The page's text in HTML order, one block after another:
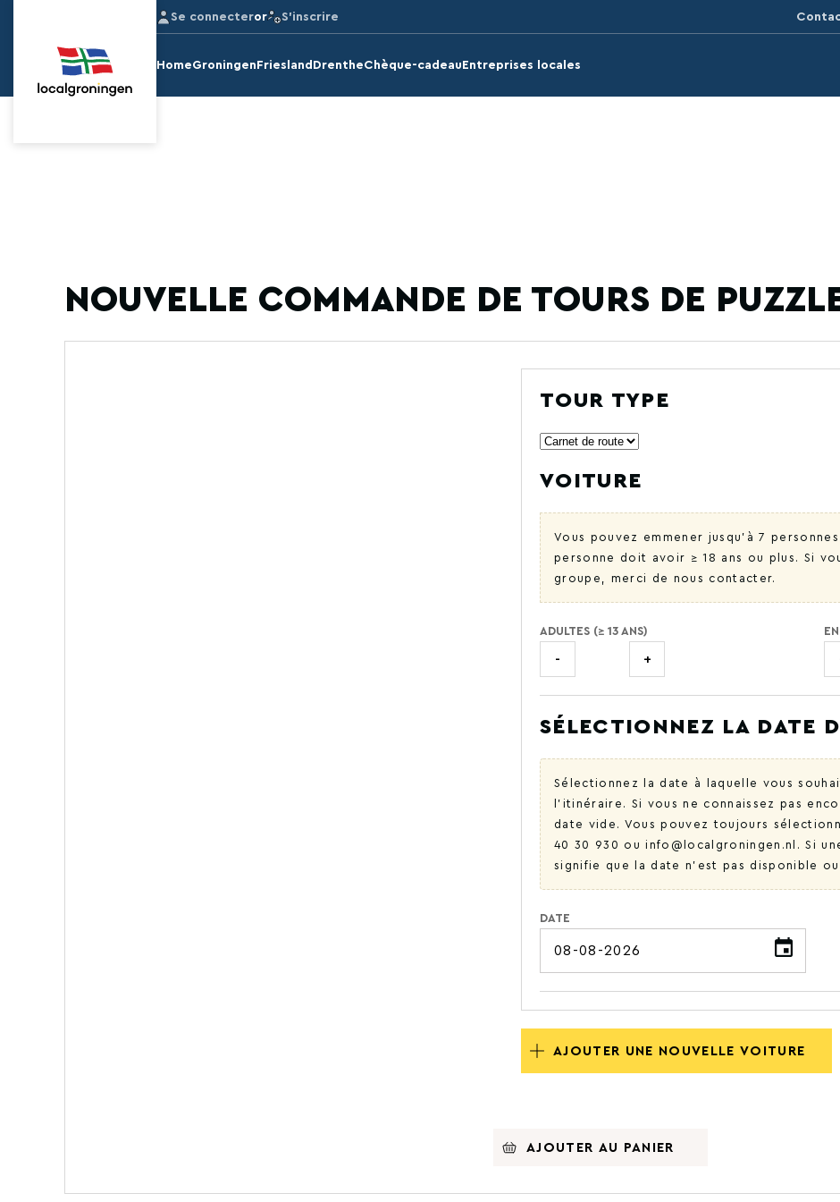
Se connecteror S'inscrire
HomeGroningen Friesland DrentheChèque-cadeau Entreprises locales
NOUVELLE COMMANDE DE TOURS DE
TOUR TYPE
VOITURE
Vous pouvez emmener jusqu'à 7
personne doit avoir ≥ 18 ans ou plus. Si
groupe, merci de nous contacter.
ADULTES (≥ 13 ANS)
- +
SÉLECTIONNEZ LA DATE
Sélectionnez la date à laquelle vous
l'itinéraire. Si vous ne connaissez pas
date vide. Vous pouvez toujours
40 30 930 ou info@localgroningen.nl. Si
signifie que la date n'est pas disponible
DATE
AJOUTER UNE NOUVELLE VOITURE
AJOUTER AU PANIER